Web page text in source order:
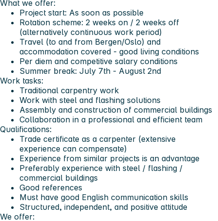
What we offer:
Project start: As soon as possible
Rotation scheme: 2 weeks on / 2 weeks off
(alternatively continuous work period)
Travel (to and from Bergen/Oslo) and
accommodation covered - good living conditions
Per diem and competitive salary conditions
Summer break: July 7th - August 2nd
Work tasks:
Traditional carpentry work
Work with steel and flashing solutions
Assembly and construction of commercial buildings
Collaboration in a professional and efficient team
Qualifications:
Trade certificate as a carpenter (extensive
experience can compensate)
Experience from similar projects is an advantage
Preferably experience with steel / flashing /
commercial buildings
Good references
Must have good English communication skills
Structured, independent, and positive attitude
We offer: